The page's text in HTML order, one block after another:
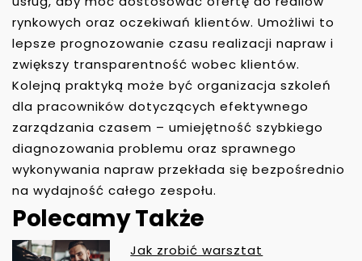
rynkowych oraz oczekiwań klientów. Umożliwi to
lepsze prognozowanie czasu realizacji napraw i
zwiększy transparentność wobec klientów.
Kolejną praktyką może być organizacja szkoleń
dla pracowników dotyczących efektywnego
zarządzania czasem – umiejętność szybkiego
diagnozowania problemu oraz sprawnego
wykonywania napraw przekłada się bezpośrednio
na wydajność całego zespołu.
Polecamy Także
Jak zrobić warsztat